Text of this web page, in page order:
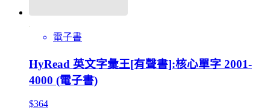
電子書
HyRead 英文字彙王[有聲書]:核心單字 2001-
4000 (電子書)
$364